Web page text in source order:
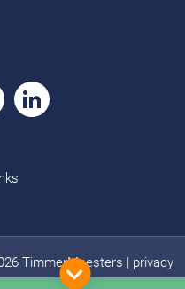
TimmerMeesters privacy